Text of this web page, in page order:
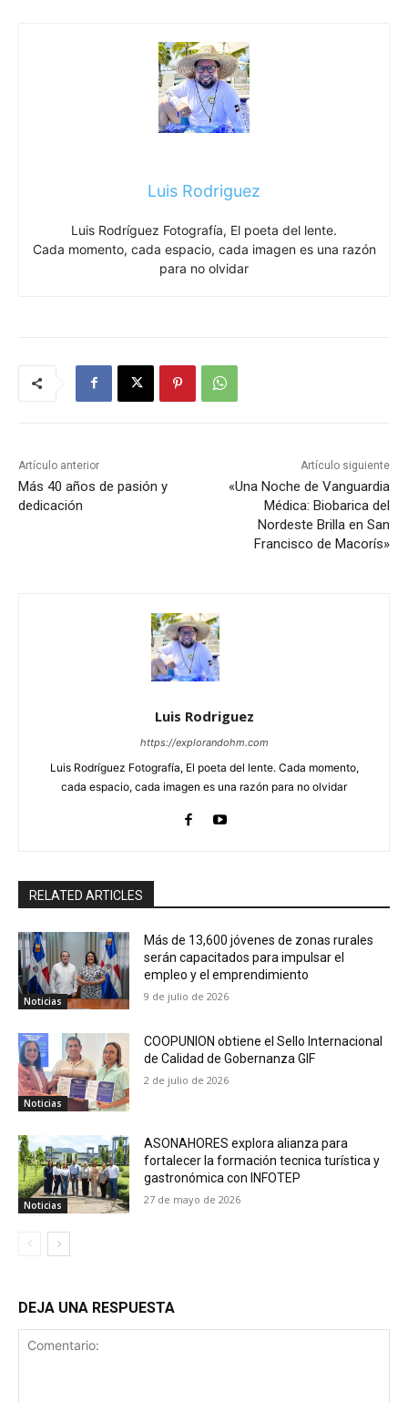
Luis Rodriguez
Luis Rodríguez Fotografía, El poeta del lente.
Cada momento, cada espacio, cada imagen es una razón
para no olvidar
Artículo anterior
Más 40 años de pasión y
dedicación
Artículo siguiente
«Una Noche de Vanguardia
Médica: Biobarica del
Nordeste Brilla en San
Francisco de Macorís»
Luis Rodriguez
https://explorandohm.com
Luis Rodríguez Fotografía, El poeta del lente. Cada momento,
cada espacio, cada imagen es una razón para no olvidar
RELATED ARTICLES
Noticias
Más de 13,600 jóvenes de zonas rurales
serán capacitados para impulsar el
empleo y el emprendimiento
9 de julio de 2026
Noticias
COOPUNION obtiene el Sello Internacional
de Calidad de Gobernanza GIF
2 de julio de 2026
Noticias
ASONAHORES explora alianza para
fortalecer la formación tecnica turística y
gastronómica con INFOTEP
27 de mayo de 2026
DEJA UNA RESPUESTA